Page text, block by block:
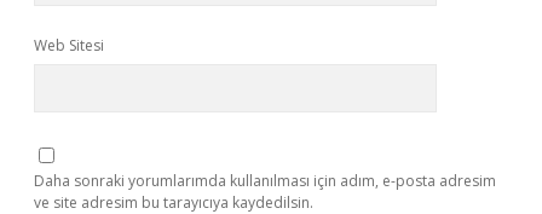
Web Sitesi
Daha sonraki yorumlarımda kullanılması için adım, e-posta adresim
ve site adresim bu tarayıcıya kaydedilsin.